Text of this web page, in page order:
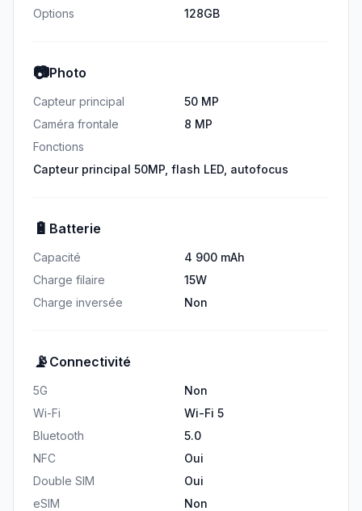
Options 128GB
📷Photo
Capteur principal
50 MP
Caméra frontale
8 MP
Fonctions
Capteur principal 50MP, flash LED, autofocus
🔋 Batterie
Capacité
4 900 mAh
Charge filaire
15W
Charge inversée
Non
📡 Connectivité
5G
Non
Wi-Fi
Wi-Fi 5
Bluetooth
5.0
NFC
Oui
Double SIM
Oui
eSIM
Non